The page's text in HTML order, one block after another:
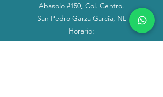
Abasolo #150, Col. Centro.
San Pedro Garza Garcia, NL
Horario:
Lunes a Sábado: